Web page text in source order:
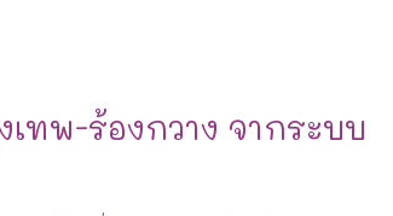
เทพ-ร้องกวาง จากระบบ